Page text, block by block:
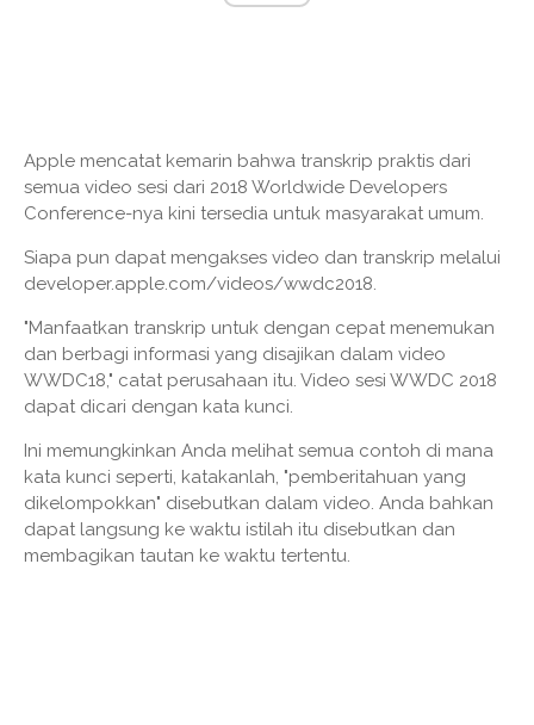
Apple mencatat kemarin bahwa transkrip praktis dari
semua video sesi dari 2018 Worldwide Developers
Conference-nya kini tersedia untuk masyarakat umum.
Siapa pun dapat mengakses video dan transkrip melalui
developer.apple.com/videos/wwdc2018.
"Manfaatkan transkrip untuk dengan cepat menemukan
dan berbagi informasi yang disajikan dalam video
WWDC18," catat perusahaan itu. Video sesi WWDC 2018
dapat dicari dengan kata kunci.
Ini memungkinkan Anda melihat semua contoh di mana
kata kunci seperti, katakanlah, "pemberitahuan yang
dikelompokkan" disebutkan dalam video. Anda bahkan
dapat langsung ke waktu istilah itu disebutkan dan
membagikan tautan ke waktu tertentu.